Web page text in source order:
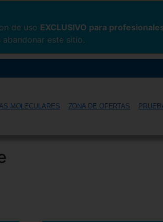
de uso EXCLUSIVO para
este sitio.
MOLECULARES ZONA DE OFERTAS